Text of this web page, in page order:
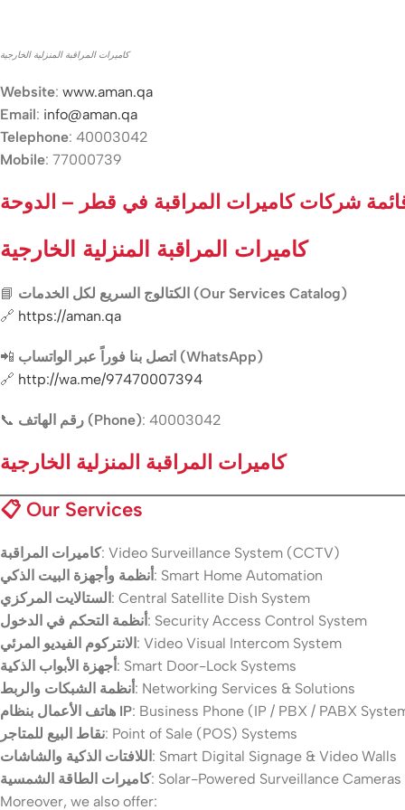
كاميرات المراقبة المنزلية الخارجية
Website: www.aman.qa
Email: info@aman.qa
Telephone: 40003042
Mobile: 77000739
شركات كاميرات المراقبة في قطر – الدوحة
كاميرات المراقبة المنزلية الخارجية
📘
الكتالوج السريع لكل الخدمات (Our Services Catalog)
🔗 https://aman.qa
📲
اتصل بنا فوراً عبر الواتساب (WhatsApp)
🔗 http://wa.me/97470007394
📞 رقم الهاتف (Phone): 40003042
كاميرات المراقبة المنزلية الخارجية
📋 Our Services
كاميرات المراقبة: Video Surveillance System (CCTV)
أنظمة وأجهزة البيت الذكي: Smart Home Automation
الستالايت المركزي: Central Satellite Dish System
أنظمة التحكم في الدخول: Security Access Control System
الانتركوم الفيديو المرئي: Video Visual Intercom System
أجهزة الأبواب الذكية: Smart Door-Lock Systems
أنظمة الشبكات والربط: Networking Services & Solutions
هاتف الأعمال بنظام IP: Business Phone (IP / PBX / PABX
نقاط البيع للمتاجر: Point of Sale (POS) Systems
اللافتات الذكية والشاشات: Smart Digital Signage & Video Walls
كاميرات الطاقة الشمسية: Solar-Powered Surveillance Cameras
Moreover, we also offer: